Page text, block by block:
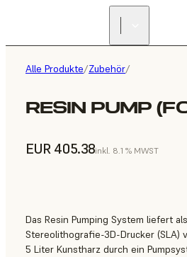
Alle Produkte/Zubehör/
RESIN PUMP
EUR 405.38inkl. 8.1 % MWST
Das Resin Pumping System liefert
Stereolithografie-3D-Drucker (SLA)
5 Liter Kunstharz durch ein